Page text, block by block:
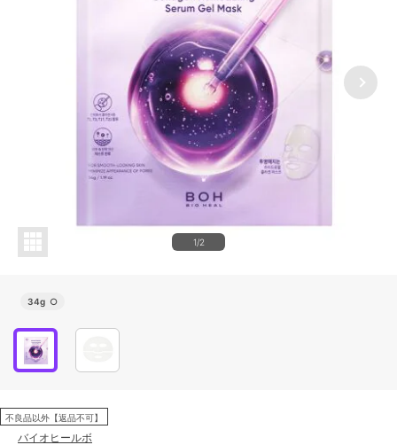
1/2
34g ○
不良品以外【返品不可】
バイオヒールボ